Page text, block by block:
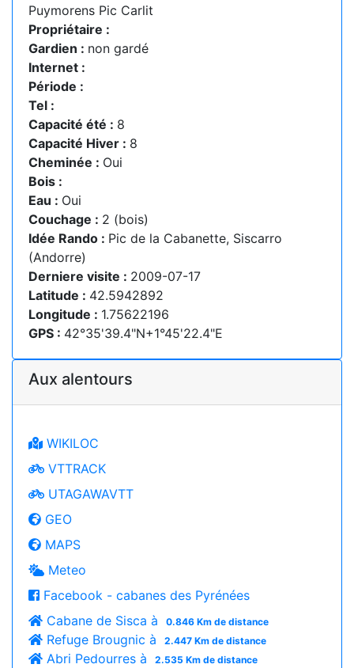
Puymorens Pic Carlit
Propriétaire :
Gardien : non gardé
Internet :
Période :
Tel :
Capacité été : 8
Capacité Hiver : 8
Cheminée : Oui
Bois :
Eau : Oui
Couchage : 2 (bois)
Idée Rando : Pic de la Cabanette, Siscarro
(Andorre)
Derniere visite : 2009-07-17
Latitude : 42.5942892
Longitude : 1.75622196
GPS : 42°35'39.4"N+1°45'22.4"E
Aux alentours
WIKILOC
VTTRACK
UTAGAWAVTT
GEO
MAPS
Meteo
Facebook - cabanes des Pyrénées
Cabane de Sisca à
0.846 Km de distance
Refuge Brougnic à 2.447 Km de distance
Abri Pedourres à 2.535 Km de distance